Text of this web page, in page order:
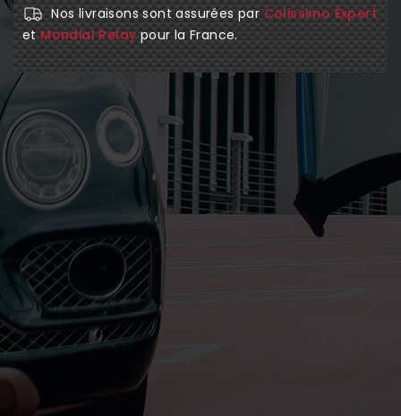
Nos livraisons sont assurées par Colissimo Expert
etMondial Relaypour la France.